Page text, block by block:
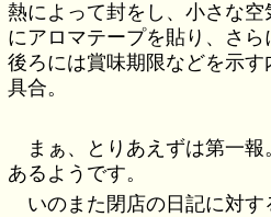
熱によって封をし、小さな
にアロマテープを貼り、さら
後ろには賞味期限などを示
具合。
まぁ、とりあえずは第一
あるようです。
いのまた閉店の日記に対